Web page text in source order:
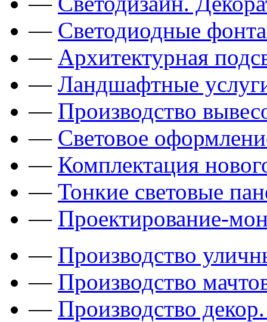
— Светодиодные
— Архитектурная
— Ландшафтные
— Производство
— Световое
— Комплектация
— Тонкие световые
— Проектирование-
— Производство
— Производство
— Производство